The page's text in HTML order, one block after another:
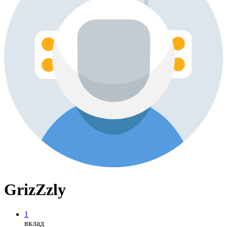
GrizZzly
1
вклад